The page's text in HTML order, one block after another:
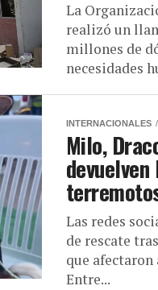
La
realizó un
millones de
necesidades
INTERNACIONALES
Milo,
Las redes
de rescate
que afectaron
Entre...